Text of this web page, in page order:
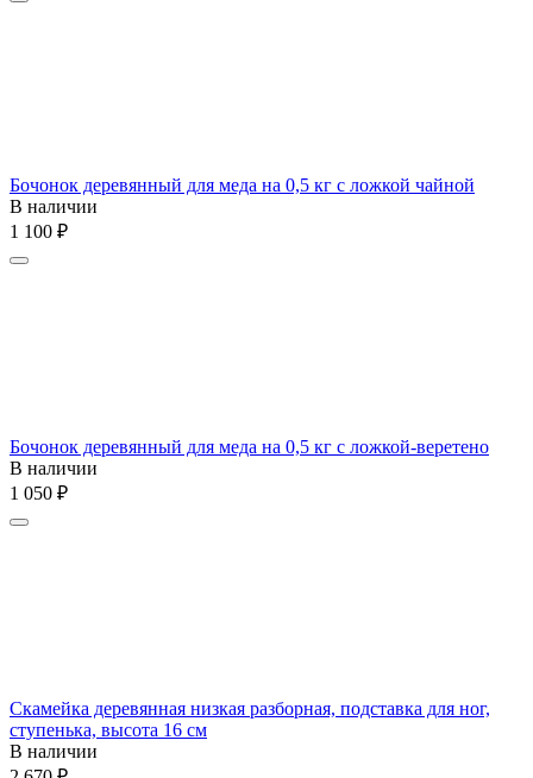
Бочонок деревянный для меда на 0,5 кг с ложкой чайной
В наличии
1 100 ₽
Бочонок деревянный для меда на 0,5 кг с ложкой-веретено
В наличии
1 050 ₽
Скамейка деревянная низкая разборная, подставка для ног,
ступенька, высота 16 см
В наличии